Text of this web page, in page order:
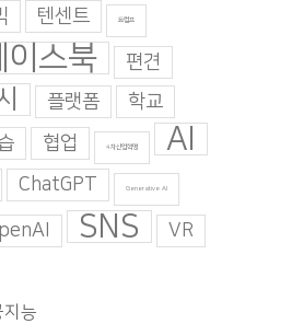
텐센트 트럼프
이스북 편견
플랫폼
학교
협업 4차산업혁명 AI
ChatGPT Generative AI
SNS VR
지능